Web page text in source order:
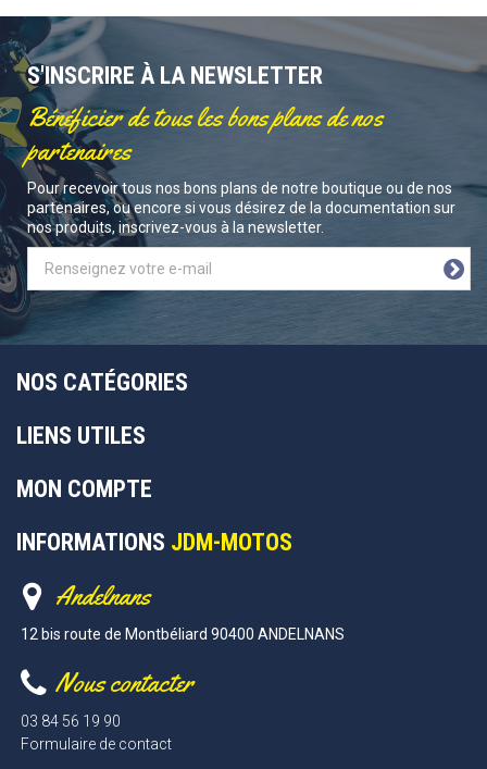
S'INSCRIRE À LA NEWSLETTER
Bénéficier de tous les bons plans de nos
partenaires
Pour recevoir tous nos bons plans de notre boutique ou de nos
partenaires, ou encore si vous désirez de la documentation sur
nos produits, inscrivez-vous à la newsletter.
NOS CATÉGORIES
LIENS UTILES
MON COMPTE
INFORMATIONS JDM-MOTOS
Andelnans
12 bis route de Montbéliard 90400 ANDELNANS
Nous contacter
03 84 56 19 90
Formulaire de contact